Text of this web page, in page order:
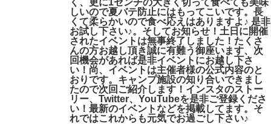
しいので夏バテ防止にはもってこいです。長
くて柔らかいので食べ応えはありますよ♪ 是非
お試し下さい♪。そしてお知らせ！土日に開催
されたイベントは無事終了しました！たくさ
んの方お越し頂き誠に有難う御座います、次
回機会があれば是非イベントにお越し下さ
い！尚、イベントは主催者様の公式内容のと
おりです。キャンプ️施設の知り合いできまし
たので次回ご紹介します！インスタのストー
リー、Twitter、YouTubeを是非ご登録くださ
い！最新のイベントなどを掲載してます。そ
れではこれからも元気でお過ごし下さい♪